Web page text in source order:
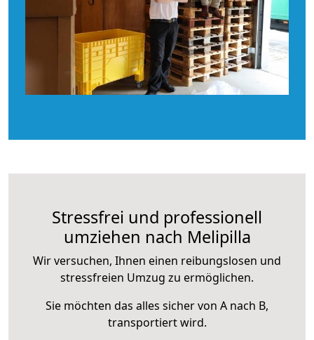
Stressfrei und professionell
umziehen nach Melipilla
Wir versuchen, Ihnen einen reibungslosen und
stressfreien Umzug zu ermöglichen.
Sie möchten das alles sicher von A nach B,
transportiert wird.